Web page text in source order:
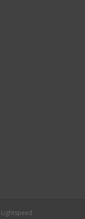
Lightspeed